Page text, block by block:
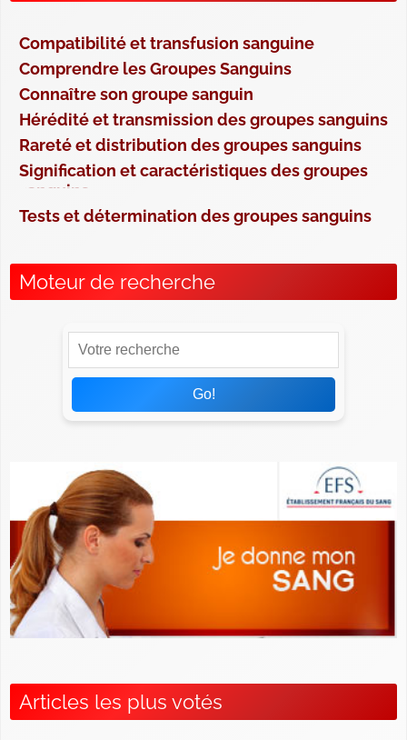
Compatibilité et transfusion sanguine
Comprendre les Groupes Sanguins
Connaître son groupe sanguin
Hérédité et transmission des groupes sanguins
Rareté et distribution des groupes sanguins
Signification et caractéristiques des groupes
sanguins
Tests et détermination des groupes sanguins
Moteur de recherche
Go!
Articles les plus votés